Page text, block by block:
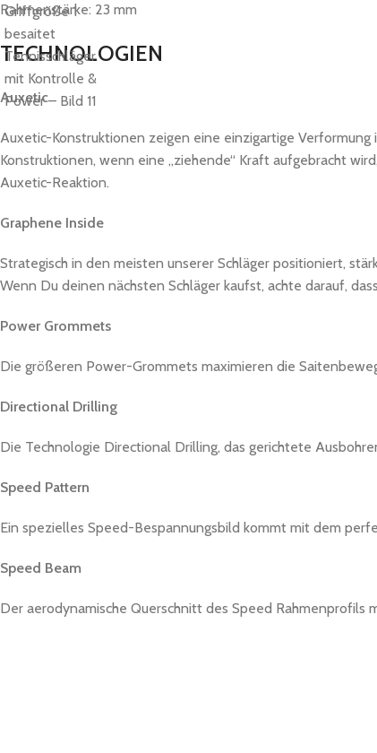
Rahmenstärke: 23 mm
TECHNOLOGIEN
Auxetic
Auxetic-Konstruktionen zeigen eine einzigartige
Konstruktionen, wenn eine „ziehende“ Kraft aufgebracht
Auxetic-Reaktion.
Graphene Inside
Strategisch in den meisten unserer Schläger positioniert,
Wenn Du deinen nächsten Schläger kaufst, achte darauf,
Power Grommets
Die größeren Power-Grommets maximieren die
Directional Drilling
Die Technologie Directional Drilling, das gerichtete
Speed Pattern
Ein spezielles Speed-Bespannungsbild kommt mit dem
Speed Beam
Der aerodynamische Querschnitt des Speed Rahmenprofils